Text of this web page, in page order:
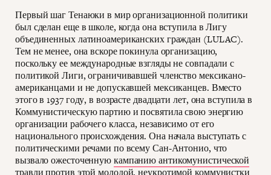
Первый шаг Тенаюки в мир организационной политики
был сделан еще в школе, когда она вступила в Лигу
объединенных латиноамериканских граждан (LULAC).
Тем не менее, она вскоре покинула организацию,
поскольку ее международные взгляды не совпадали с
политикой Лиги, ограничивавшей членство мексикано-
американцами и не допускавшей мексиканцев. Вместо
этого в 1937 году, в возрасте двадцати лет, она вступила в
Коммунистическую партию и посвятила свою энергию
организации рабочего класса, независимо от его
национального происхождения. Она начала выступать с
политическими речами по всему Сан-Антонио, что
вызвало ожесточеннуюкампанию антикомунистической
травлипротив этой молодой, неукротимой коммунистки